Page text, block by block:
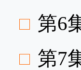
第6
第7